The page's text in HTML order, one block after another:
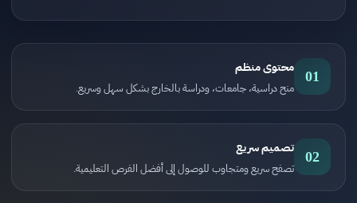
01 محتوى منظم
منح دراسية، جامعات، ودراسة بالخارج بشكل سهل وسريع.
02 تصميم سريع
تصفح سريع ومتجاوب للوصول إلى أفضل الفرص التعليمية.